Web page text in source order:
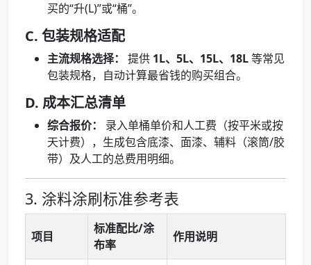
买的“升(L)”或“桶”。
C. 包装规格适配
主流规格选择： 提供 1L、5L、15L、18L等常见
包装规格，自动计算最省钱的购买组合。
D. 成本汇总清单
综合报价：
录入单桶单价和人工费（按平米或按
天计费），生成包含底漆、面漆、辅料（滚筒/胶
带）及人工的总费用明细。
3. 涂料涂刷标准参考表
项目
标准配比/涂
布率
作用说明